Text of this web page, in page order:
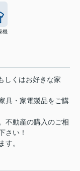
機
しくはお好きな家
具・家電製品をご購
不動産の購入のご相
さい！
す。